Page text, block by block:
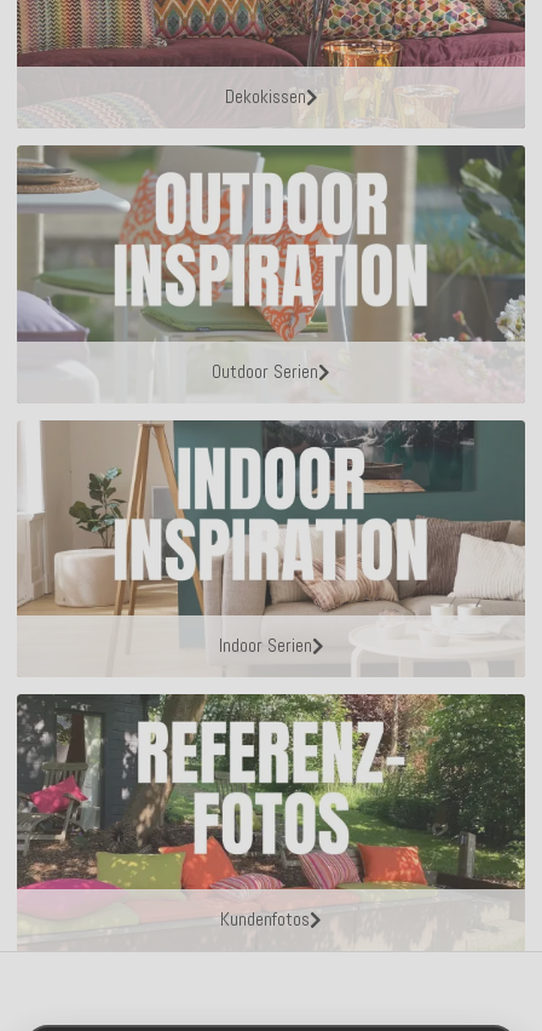
Dekokissen
Outdoor Serien
Indoor Serien
Kundenfotos